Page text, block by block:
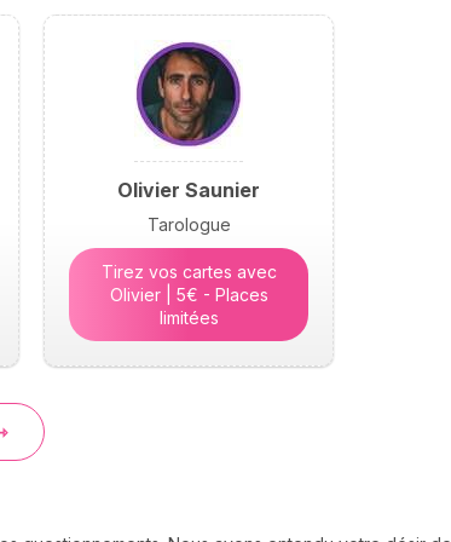
elle lève le voile sur les
raisons profondes de
notre incarnation.
Olivier Saunier
Tarologue
Tirez vos cartes avec
Olivier | 5€ - Places
limitées